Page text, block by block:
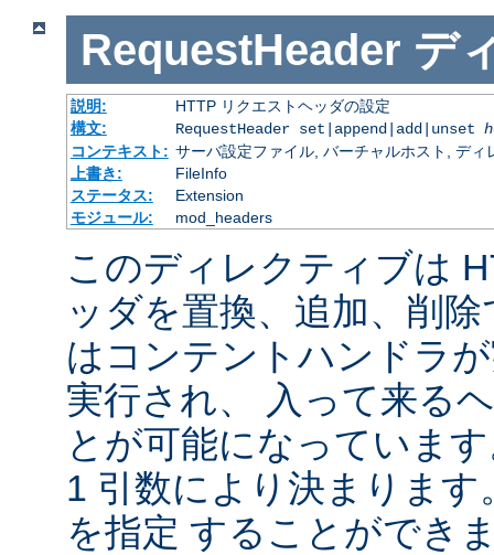
RequestHeader デ
説明:
HTTP リクエストヘッダの設定
構文:
RequestHeader set|append|add|unset
コンテキスト: サーバ設定ファイル, バーチャルホスト, ディ
上書き:
FileInfo
ステータス:
Extension
モジュール:
mod_headers
このディレクティブは
ッダを置換、追加、削
はコンテントハンドラ
実行され、 入って来る
とが可能になっていま
1 引数により決まりま
を指定 することができ